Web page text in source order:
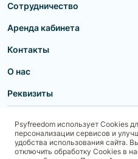
Сотрудничество
Аренда кабинета
Контакты
О нас
Реквизиты
Пользовательское соглашение
Договор-оферта для партнеров
Договор-оферта для
Согласие на обработку,
РеквизитыПолитика
Psyfreedom использует Cookies
персонализации сервисов и
удобства использования сайта.
отключить обработку Cookies в